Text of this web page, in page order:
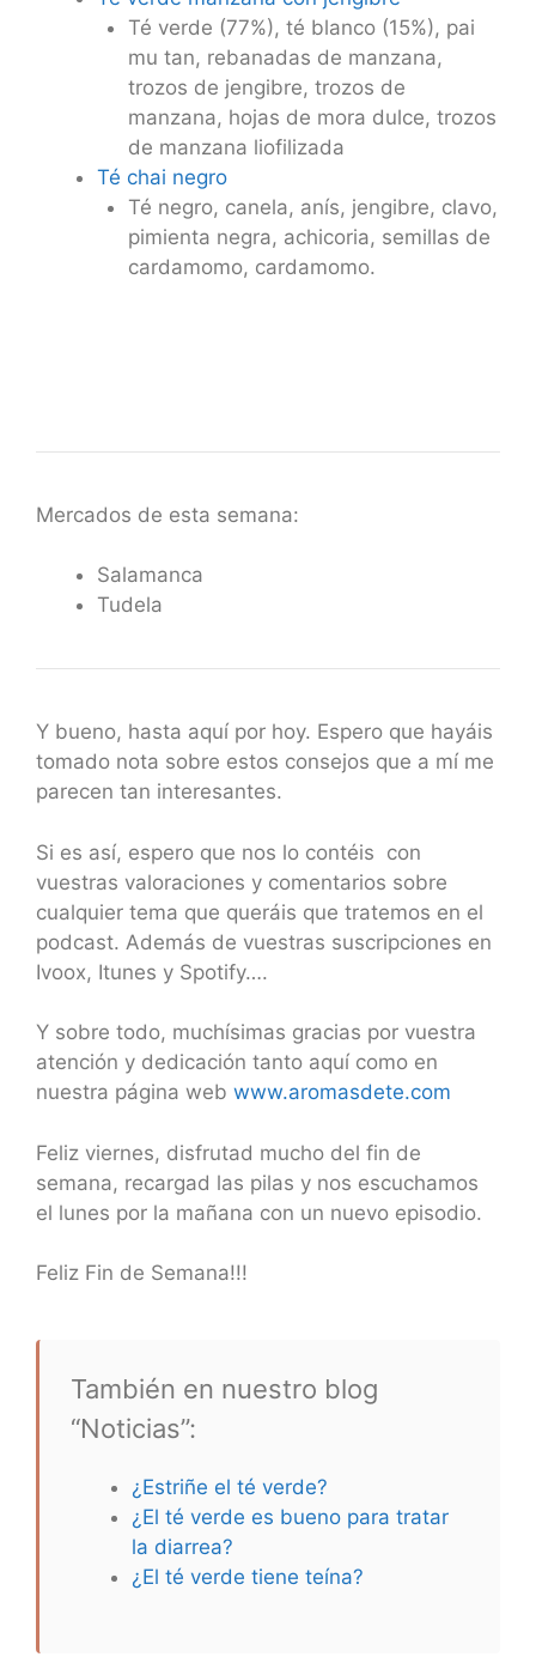
Té verde (77%), té blanco (15%), pai
mu tan, rebanadas de manzana,
trozos de jengibre, trozos de
manzana, hojas de mora dulce, trozos
de manzana liofilizada
Té chai negro
Té negro, canela, anís, jengibre, clavo,
pimienta negra, achicoria, semillas de
cardamomo, cardamomo.
Mercados de esta semana:
Salamanca
Tudela
Y bueno, hasta aquí por hoy. Espero que hayáis
tomado nota sobre estos consejos que a mí me
parecen tan interesantes.
Si es así, espero que nos lo contéis con
vuestras valoraciones y comentarios sobre
cualquier tema que queráis que tratemos en el
podcast. Además de vuestras suscripciones en
Ivoox, Itunes y Spotify….
Y sobre todo, muchísimas gracias por vuestra
atención y dedicación tanto aquí como en
nuestra página web www.aromasdete.com
Feliz viernes, disfrutad mucho del fin de
semana, recargad las pilas y nos escuchamos
el lunes por la mañana con un nuevo episodio.
Feliz Fin de Semana!!!
También en nuestro blog
“Noticias”:
¿Estriñe el té verde?
¿El té verde es bueno para tratar
la diarrea?
¿El té verde tiene teína?